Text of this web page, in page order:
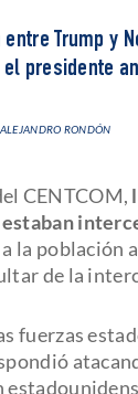
entre Trump y
presidente
RONDÓN
CENTCOM,
la población
de la
fuerzas